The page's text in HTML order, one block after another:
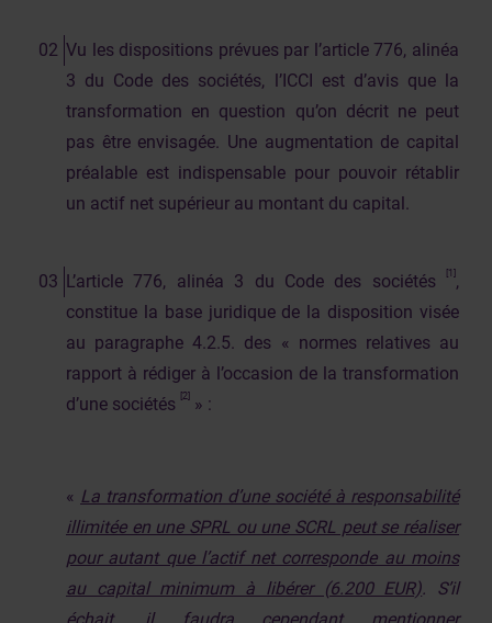
Vu les dispositions prévues par l’article 776, alinéa
3 du Code des sociétés, l’ICCI est d’avis que la
transformation en question qu’on décrit ne peut
pas être envisagée. Une augmentation de capital
préalable est indispensable pour pouvoir rétablir
un actif net supérieur au montant du capital.
L’article 776, alinéa 3 du Code des sociétés [1] ,
constitue la base juridique de la disposition visée
au paragraphe 4.2.5. des « normes relatives au
rapport à rédiger à l’occasion de la transformation
d’une sociétés [2] » :
« La transformation d’une société à responsabilité
illimitée en une SPRL ou une SCRL peut se réaliser
pour autant que l’actif net corresponde au moins
au capital minimum à libérer (6.200 EUR). S’il